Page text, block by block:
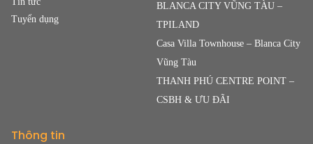
Tuyển dụng
BLANCA CITY VŨNG TÀU –
TPILAND
Casa Villa Townhouse – Blanca City
Vũng Tàu
THANH PHÚ CENTRE POINT –
CSBH & ƯU ĐÃI
Thông tin